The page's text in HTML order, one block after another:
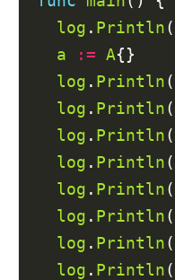
log . Println(
a
:= A{}
log . Println(
log . Println(
log . Println(
log . Println(
log . Println(
log . Println(
log . Println(
log . Println(